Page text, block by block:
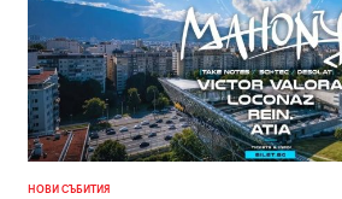
НОВИ СЪБИТИЯ